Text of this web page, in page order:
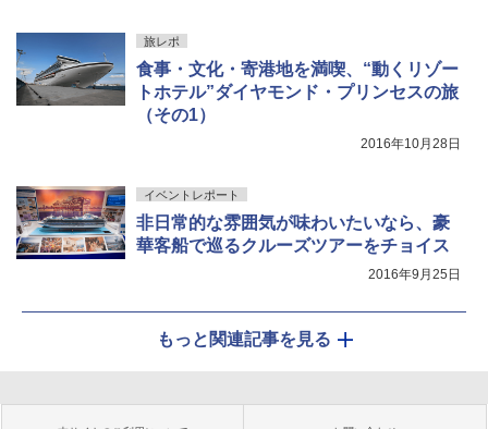
旅レポ
食事・文化・寄港地を満喫、“動くリゾー
トホテル”ダイヤモンド・プリンセスの旅
（その1）
2016年10月28日
イベントレポート
非日常的な雰囲気が味わいたいなら、豪
華客船で巡るクルーズツアーをチョイス
2016年9月25日
もっと関連記事を見る